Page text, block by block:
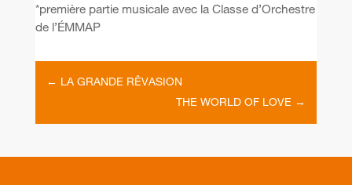
*première partie musicale avec la Classe d’Orchestre
de l’ÉMMAP
← LA GRANDE RÊVASION
THE WORLD OF LOVE →